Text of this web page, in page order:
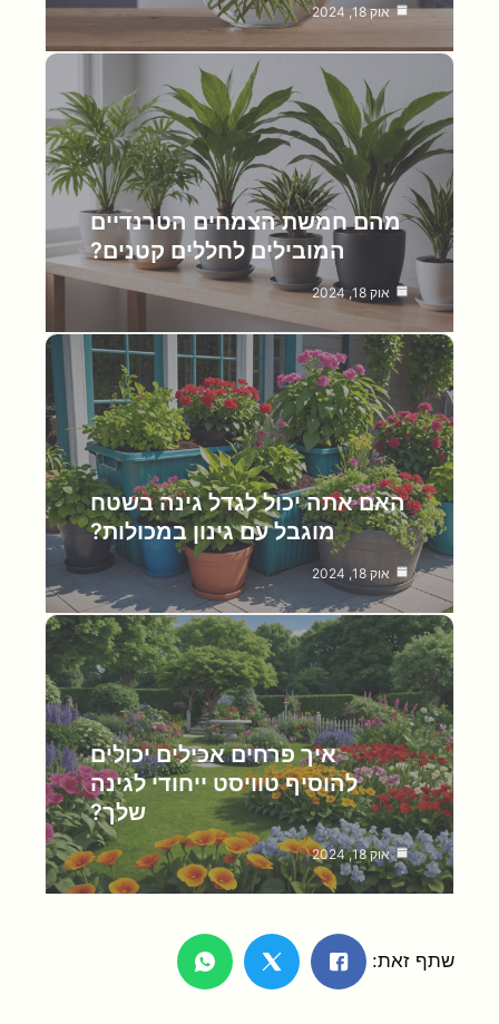
אוק 18, 2024
מהם חמשת הצמחים הטרנדיים
המובילים לחללים קטנים?
אוק 18, 2024
האם אתה יכול לגדל גינה בשטח
מוגבל עם גינון במכולות?
אוק 18, 2024
איך פרחים אכילים יכולים
להוסיף טוויסט ייחודי לגינה
שלך?
אוק 18, 2024
שתף זאת: